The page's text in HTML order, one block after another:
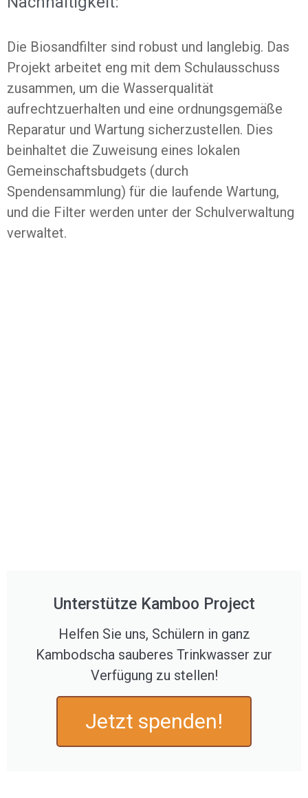
Die Biosandfilter sind robust und langlebig. Das
Projekt arbeitet eng mit dem Schulausschuss
zusammen, um die Wasserqualität
aufrechtzuerhalten und eine ordnungsgemäße
Reparatur und Wartung sicherzustellen. Dies
beinhaltet die Zuweisung eines lokalen
Gemeinschaftsbudgets (durch
Spendensammlung) für die laufende Wartung,
und die Filter werden unter der Schulverwaltung
verwaltet.
Unterstütze Kamboo Project
Helfen Sie uns, Schülern in ganz
Kambodscha sauberes Trinkwasser zur
Verfügung zu stellen!
Jetzt spenden!